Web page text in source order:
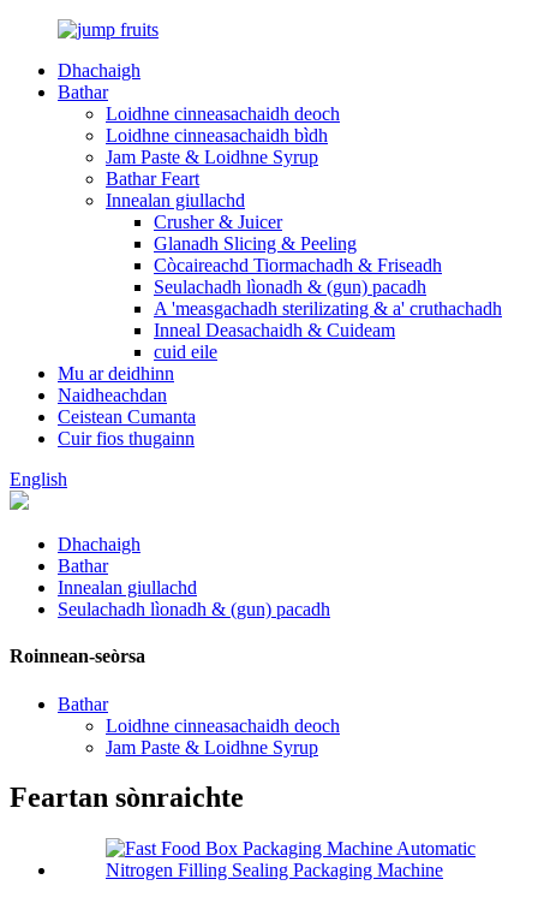
Dhachaigh
Bathar
Loidhne cinneasachaidh deoch
Loidhne cinneasachaidh bìdh
Jam Paste & Loidhne Syrup
Bathar Feart
Innealan giullachd
Crusher & Juicer
Glanadh Slicing & Peeling
Còcaireachd Tiormachadh & Friseadh
Seulachadh lìonadh & (gun) pacadh
A 'measgachadh sterilizating & a' cruthachadh
Inneal Deasachaidh & Cuideam
cuid eile
Mu ar deidhinn
Naidheachdan
Ceistean Cumanta
Cuir fios thugainn
English
Dhachaigh
Bathar
Innealan giullachd
Seulachadh lìonadh & (gun) pacadh
Roinnean-seòrsa
Bathar
Loidhne cinneasachaidh deoch
Jam Paste & Loidhne Syrup
Feartan sònraichte